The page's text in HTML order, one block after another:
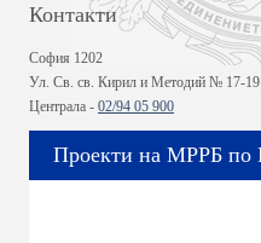
Контакти
София 1202
Ул. Св. св. Кирил и Методий № 17-19
Централа - 02/94 05 900
Проекти на МРРБ по